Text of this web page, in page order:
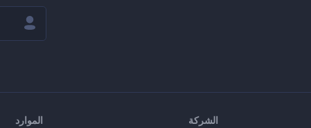
الشركة الموارد